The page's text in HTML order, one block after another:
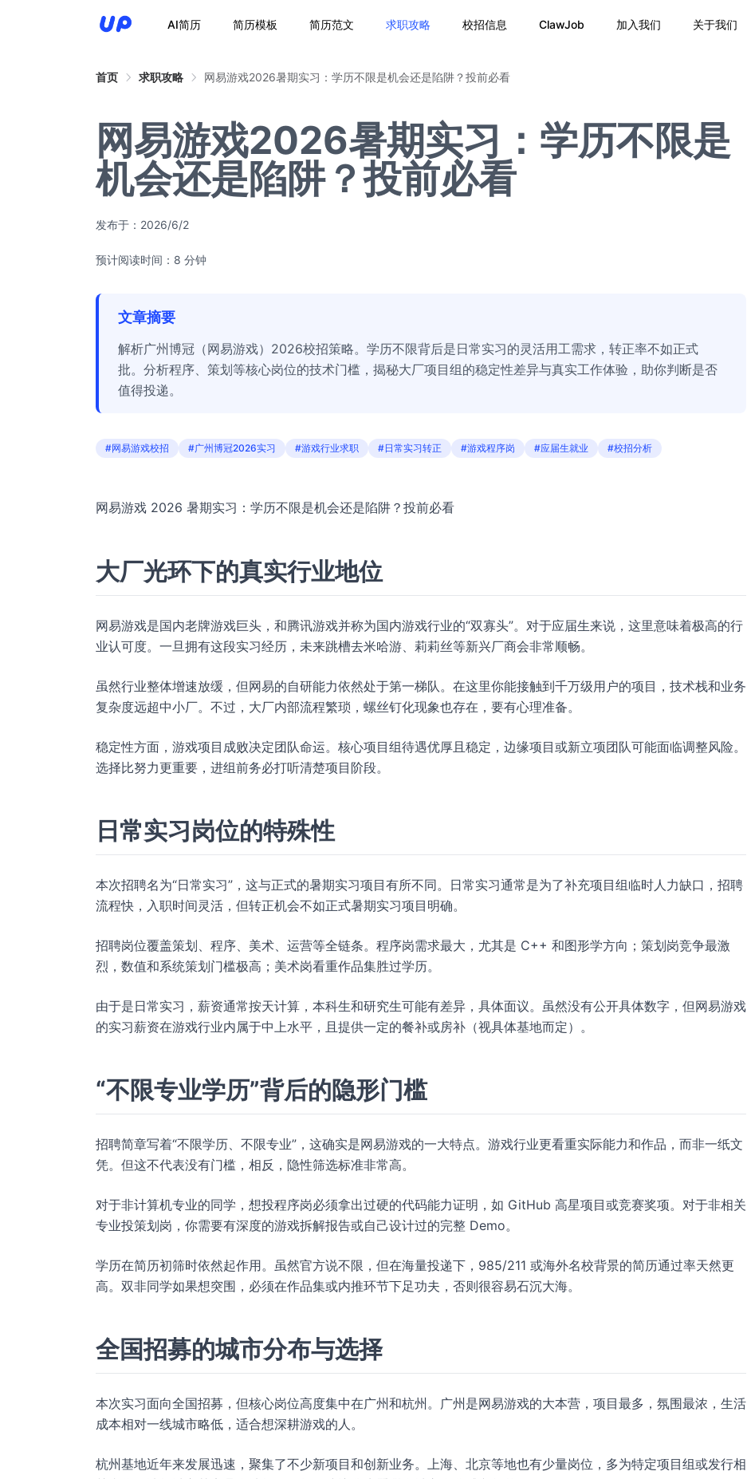
AI简历 简历模板 简历范文 求职攻略 校招信息 ClawJob 加入我们 关于我们
首页 求职攻略 网易游戏2026暑期实习：学历不限是机会还是陷阱？投前必看
网易游戏2026暑期实习：学历不限是
机会还是陷阱？投前必看
发布于： 2026/6/2
预计阅读时间：8 分钟
文章摘要
解析广州博冠（网易游戏）2026校招策略。学历不限背后是日常实习的灵活用工需求，转正率不如正式
批。分析程序、策划等核心岗位的技术门槛，揭秘大厂项目组的稳定性差异与真实工作体验，助你判断是否
值得投递。
#网易游戏校招 #广州博冠2026实习 #游戏行业求职 #日常实习转正 #游戏程序岗 #应届生就业 #校招分析
网易游戏 2026 暑期实习：学历不限是机会还是陷阱？投前必看
大厂光环下的真实行业地位
网易游戏是国内老牌游戏巨头，和腾讯游戏并称为国内游戏行业的“双寡头”。对于应届生来说，这里意味着极高的行
业认可度。一旦拥有这段实习经历，未来跳槽去米哈游、莉莉丝等新兴厂商会非常顺畅。
虽然行业整体增速放缓，但网易的自研能力依然处于第一梯队。在这里你能接触到千万级用户的项目，技术栈和业务
复杂度远超中小厂。不过，大厂内部流程繁琐，螺丝钉化现象也存在，要有心理准备。
稳定性方面，游戏项目成败决定团队命运。核心项目组待遇优厚且稳定，边缘项目或新立项团队可能面临调整风险。
选择比努力更重要，进组前务必打听清楚项目阶段。
日常实习岗位的特殊性
本次招聘名为“日常实习”，这与正式的暑期实习项目有所不同。日常实习通常是为了补充项目组临时人力缺口，招聘
流程快，入职时间灵活，但转正机会不如正式暑期实习项目明确。
招聘岗位覆盖策划、程序、美术、运营等全链条。程序岗需求最大，尤其是 C++ 和图形学方向；策划岗竞争最激
烈，数值和系统策划门槛极高；美术岗看重作品集胜过学历。
由于是日常实习，薪资通常按天计算，本科生和研究生可能有差异，具体面议。虽然没有公开具体数字，但网易游戏
的实习薪资在游戏行业内属于中上水平，且提供一定的餐补或房补（视具体基地而定）。
“不限专业学历”背后的隐形门槛
招聘简章写着“不限学历、不限专业”，这确实是网易游戏的一大特点。游戏行业更看重实际能力和作品，而非一纸文
凭。但这不代表没有门槛，相反，隐性筛选标准非常高。
对于非计算机专业的同学，想投程序岗必须拿出过硬的代码能力证明，如 GitHub 高星项目或竞赛奖项。对于非相关
专业投策划岗，你需要有深度的游戏拆解报告或自己设计过的完整 Demo。
学历在简历初筛时依然起作用。虽然官方说不限，但在海量投递下，985/211 或海外名校背景的简历通过率天然更
高。双非同学如果想突围，必须在作品集或内推环节下足功夫，否则很容易石沉大海。
全国招募的城市分布与选择
本次实习面向全国招募，但核心岗位高度集中在广州和杭州。广州是网易游戏的大本营，项目最多，氛围最浓，生活
成本相对一线城市略低，适合想深耕游戏的人。
杭州基地近年来发展迅速，聚集了不少新项目和创新业务。上海、北京等地也有少量岗位，多为特定项目组或发行相